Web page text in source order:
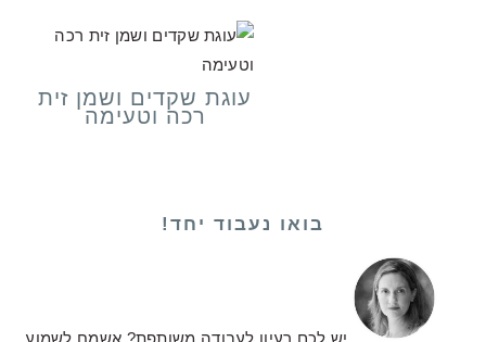
עוגת שקדים ושמן זית
רכה וטעימה
בואו נעבוד יחד!